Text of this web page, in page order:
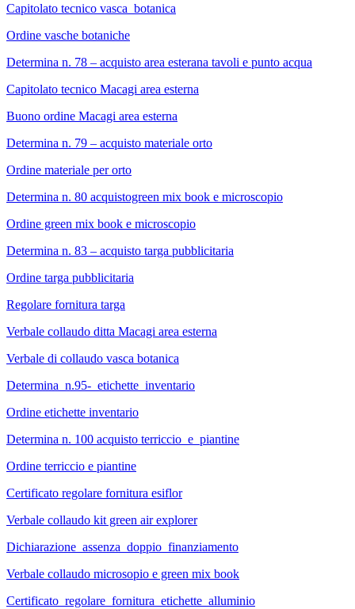
Capitolato tecnico vasca_botanica
Ordine vasche botaniche
Determina n. 78 – acquisto area esterana tavoli e punto acqua
Capitolato tecnico Macagi area esterna
Buono ordine Macagi area esterna
Determina n. 79 – acquisto materiale orto
Ordine materiale per orto
Determina n. 80 acquistogreen mix book e microscopio
Ordine green mix book e microscopio
Determina n. 83 – acquisto targa pubblicitaria
Ordine targa pubblicitaria
Regolare fornitura targa
Verbale collaudo ditta Macagi area esterna
Verbale di collaudo vasca botanica
Determina_n.95-_etichette_inventario
Ordine etichette inventario
Determina n. 100 acquisto terriccio_e_piantine
Ordine terriccio e piantine
Certificato regolare fornitura esiflor
Verbale collaudo kit green air explorer
Dichiarazione_assenza_doppio_finanziamento
Verbale collaudo microsopio e green mix book
Certificato_regolare_fornitura_etichette_alluminio